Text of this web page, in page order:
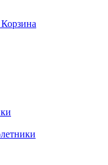
Корзина